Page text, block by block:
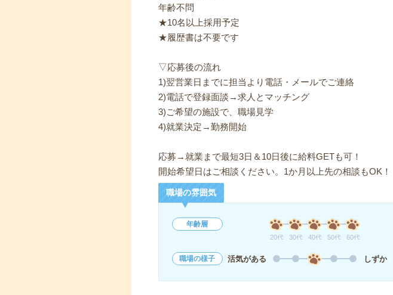
年齢不問
★10名以上採用予定
★履歴書は不要です
▽応募後の流れ
1)翌営業日までに担当より電話・メールでご連絡
2)電話で登録面談→求人とマッチング
3)ご希望の施設で、職場見学
4)就業決定→勤務開始
応募→就業まで最短3日＆10日後に給料GETも可！
開始希望日はご相談ください。1か月以上先の相談もOK！
職場の雰囲気
年齢層
20代 30代 40代 50代 60代
職場の様子 活気がある しずか